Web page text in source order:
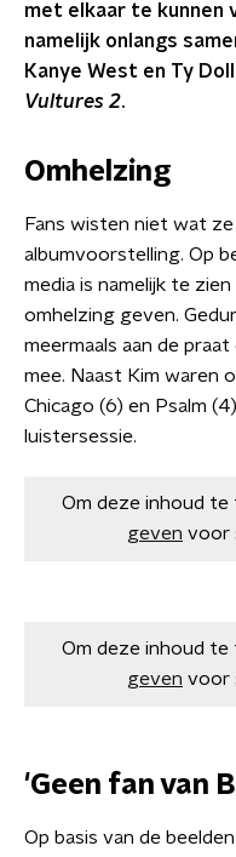
met elkaar te kunnen
namelijk onlangs
Kanye West en Ty
Vultures 2.
Omhelzing
Fans wisten niet wat
albumvoorstelling. Op
media is namelijk te
omhelzing geven.
meermaals aan de
mee. Naast Kim waren
Chicago (6) en Psalm
luistersessie.
Om deze inhoud
geven voor
Om deze inhoud
geven voor
'Geen fan van
Op basis van de